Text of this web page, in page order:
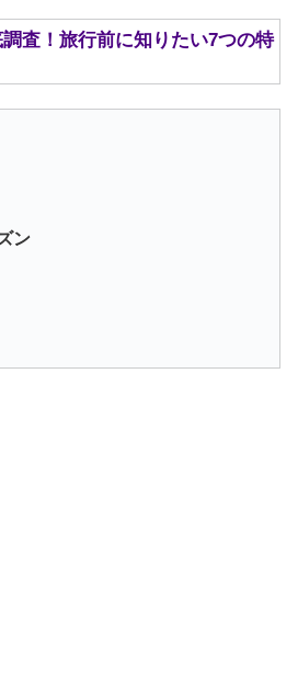
査！旅行前に知りたい7つの特
ン